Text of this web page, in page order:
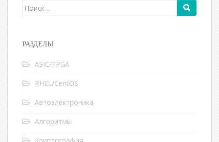
Поиск для:
РАЗДЕЛЫ
ASIC/FPGA
RHEL/CentOS
Автоэлектроника
Алгоритмы